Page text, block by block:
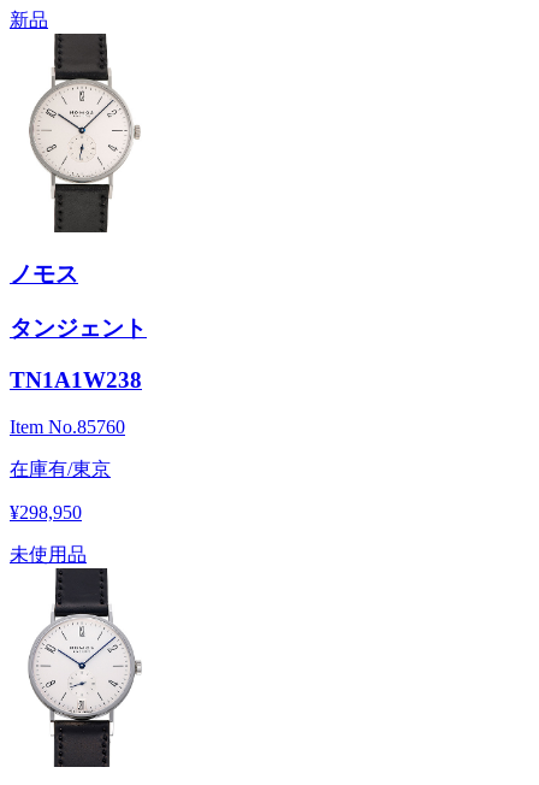
新品
ノモス
タンジェント
TN1A1W238
Item No.85760
在庫有/東京
¥298,950
未使用品